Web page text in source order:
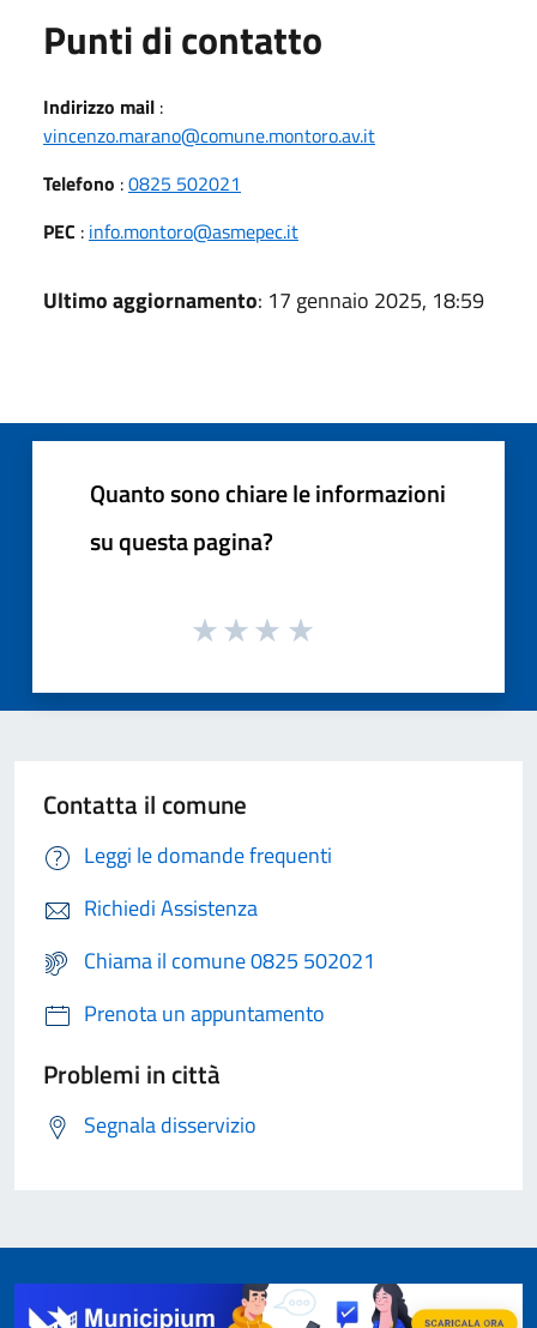
Punti di contatto
Indirizzo mail :
vincenzo.marano@comune.montoro.av.it
Telefono :0825 502021
PEC : info.montoro@asmepec.it
Ultimo aggiornamento: 17 gennaio 2025, 18:59
Quanto sono chiare le informazioni
su questa pagina?
Contatta il comune
Leggi le domande frequenti
Richiedi Assistenza
Chiama il comune 0825 502021
Prenota un appuntamento
Problemi in città
Segnala disservizio